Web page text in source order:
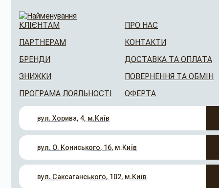
КЛІЄНТАМ
ПАРТНЕРАМ
БРЕНДИ
ЗНИЖКИ
ПРОГРАМА ЛОЯЛЬНОСТІ
ПРО НАС
КОНТАКТИ
ДОСТАВКА ТА ОПЛАТА
ПОВЕРНЕННЯ ТА ОБМІН
ОФЕРТА
вул. Хорива, 4, м.Київ
вул. О. Кониського, 16, м.Київ
вул. Саксаганського, 102, м.Київ